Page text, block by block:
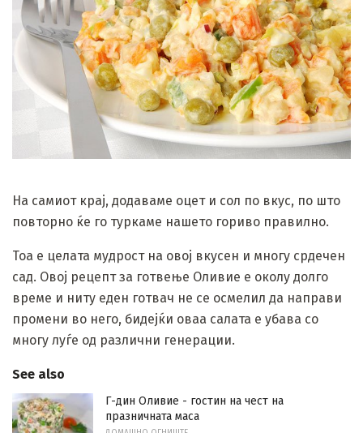
На самиот крај, додаваме оцет и сол по вкус, по што
повторно ќе го туркаме нашето гориво правилно.
Тоа е целата мудрост на овој вкусен и многу срдечен
сад. Овој рецепт за готвење Оливие е околу долго
време и ниту еден готвач не се осмелил да направи
промени во него, бидејќи оваа салата е убава со
многу луѓе од различни генерации.
See also
Г-дин Оливие - гостин на чест на
празничната маса